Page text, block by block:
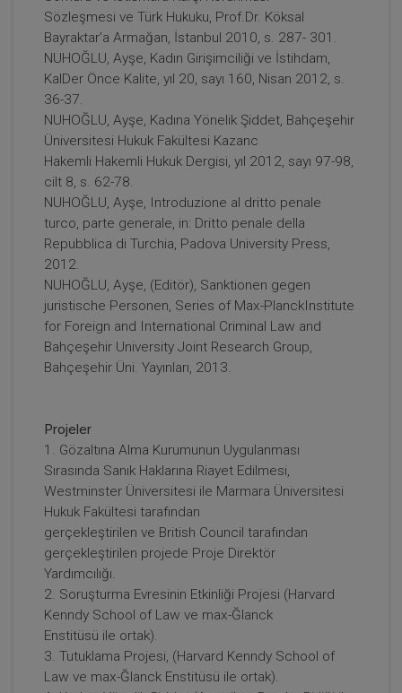
Sözleşmesi ve Türk Hukuku, Prof.Dr. Köksal
Bayraktar’a Armağan, İstanbul 2010, s. 287- 301.
NUHOĞLU, Ayşe, Kadın Girişimciliği ve İstihdam,
KalDer Önce Kalite, yıl 20, sayı 160, Nisan 2012, s.
36-37.
NUHOĞLU, Ayşe, Kadına Yönelik Şiddet, Bahçeşehir
Üniversitesi Hukuk Fakültesi Kazanc
Hakemli Hakemli Hukuk Dergisi, yıl 2012, sayı 97-98,
cilt 8, s. 62-78.
NUHOĞLU, Ayşe, Introduzione al dritto penale
turco, parte generale, in: Dritto penale della
Repubblica di Turchia, Padova University Press,
2012.
NUHOĞLU, Ayşe, (Editör), Sanktionen gegen
juristische Personen, Series of Max-PlanckInstitute
for Foreign and International Criminal Law and
Bahçeşehir University Joint Research Group,
Bahçeşehir Üni. Yayınları, 2013.
Projeler
1. Gözaltına Alma Kurumunun Uygulanması
Sırasında Sanık Haklarına Riayet Edilmesi,
Westminster Üniversitesi ile Marmara Üniversitesi
Hukuk Fakültesi tarafından
gerçekleştirilen ve British Council tarafından
gerçekleştirilen projede Proje Direktör
Yardımcılığı.
2. Soruşturma Evresinin Etkinliği Projesi (Harvard
Kenndy School of Law ve max-Ğlanck
Enstitüsü ile ortak).
3. Tutuklama Projesi, (Harvard Kenndy School of
Law ve max-Ğlanck Enstitüsü ile ortak).